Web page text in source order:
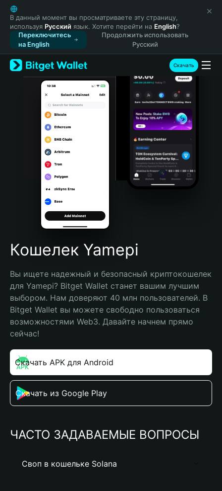
English
日本語
Tiếng Việt
Русский
Español (Latinoamérica)
Türkçe
Italiano
Português (Portugal)
Bahasa Indonesia
Português (Brasil)
Español (Argentina)
В данный момент вы просматриваете эту страницу,
используя Русский язык. Хотите перейти на English?
Переключитесь
на English
Продолжить использовать
Русский
Скачать
Кошелек Yamepi
Вы ищете надежный и безопасный криптокошелек
для Yamepi? Bitget Wallet станет вашим лучшим
выбором. Нам доверяют 40 млн пользователей. В
Bitget Wallet вы можете свободно пользоваться
возможностями Web3. Давайте начнем прямо
сейчас!
Скачать APK для Android
Скачать из Google Play
ЧАСТО ЗАДАВАЕМЫЕ ВОПРОСЫ
Своп в кошельке Solana